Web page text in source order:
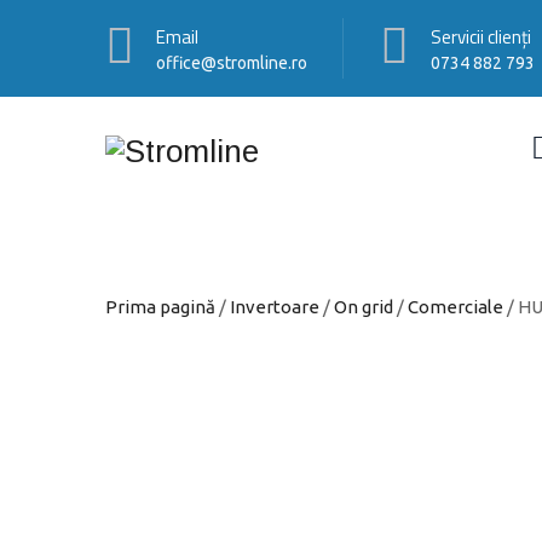
Email
office@stromline.ro
Servicii clienți
0734 882 793
Prima pagină / Invertoare /On grid /Comerciale /